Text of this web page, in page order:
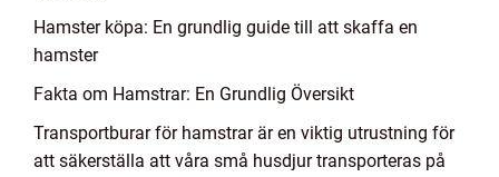
Hamster köpa: En grundlig guide till att skaffa en
hamster
Fakta om Hamstrar: En Grundlig Översikt
Transportburar för hamstrar är en viktig utrustning för
att säkerställa att våra små husdjur transporteras på